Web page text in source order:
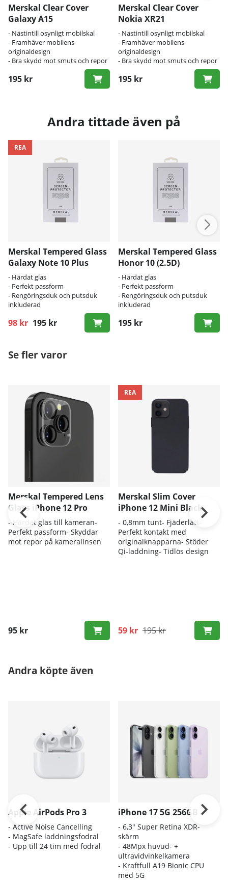
Merskal Clear Cover
Galaxy A15
- Nästintill osynligt mobilskal
- Framhäver mobilens
originaldesign
- Bra skydd mot smuts och repor
195 kr
Merskal Clear Cover
Nokia XR21
- Nästintill osynligt mobilskal
- Framhäver mobilens
originaldesign
- Bra skydd mot smuts och repor
195 kr
Andra tittade även på
REA
Merskal Tempered Glass
Galaxy Note 10 Plus
- Härdat glas
- Perfekt passform
- Rengöringsduk och putsduk
inkluderad
98 kr 195 kr
Ordinarie pris:
Merskal Tempered Glass
Honor 10 (2.5D)
- Härdat glas
- Perfekt passform
- Rengöringsduk och putsduk
inkluderad
195 kr
Se fler varor
Merskal Tempered Lens
Glass iPhone 12 Pro
- Härdat glas till kameran-
Perfekt passform- Skyddar
mot repor på kameralinsen
95 kr
REA
Merskal Slim Cover
iPhone 12 Mini Black
- 0,8mm tunt- Fjäderlätt-
Perfekt kontakt med
originalknapparna- Stöder
Qi-laddning- Tidlös design
59 kr 195 kr
Andra köpte även
Apple AirPods Pro 3
- Active Noise Cancelling
- MagSafe laddningsfodral
- Upp till 24 tim med fodral
iPhone 17 5G 256GB
- 6,3" Super Retina XDR-
skärm
- 48Mpx huvud- +
ultravidvinkelkamera
- Kraftfull A19 Bionic CPU
med 5G